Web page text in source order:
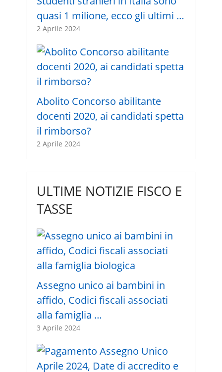
quasi 1 milione, ecco gli ultimi …
2 Aprile 2024
Abolito Concorso abilitante
docenti 2020, ai candidati spetta
il rimborso?
2 Aprile 2024
ULTIME NOTIZIE FISCO E
TASSE
Assegno unico ai bambini in
affido, Codici fiscali associati
alla famiglia …
3 Aprile 2024